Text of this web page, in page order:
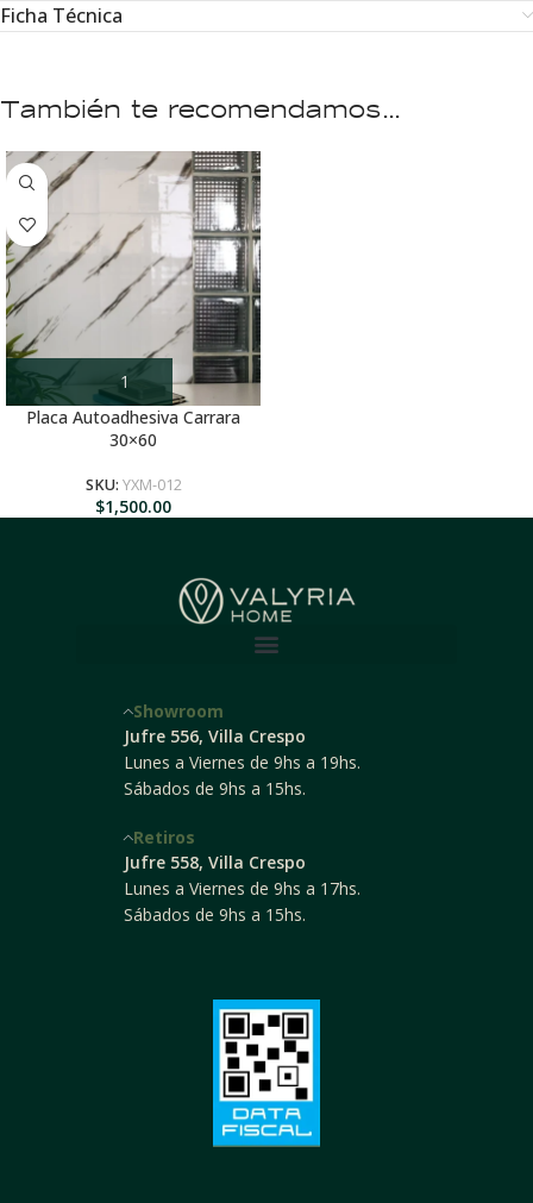
Ficha Técnica
También te recomendamos…
Placa Autoadhesiva Carrara
30×60
SKU: YXM-012
$1,500.00
Showroom
Jufre 556, Villa Crespo
Lunes a Viernes de 9hs a 19hs.
Sábados de 9hs a 15hs.
Retiros
Jufre 558, Villa Crespo
Lunes a Viernes de 9hs a 17hs.
Sábados de 9hs a 15hs.